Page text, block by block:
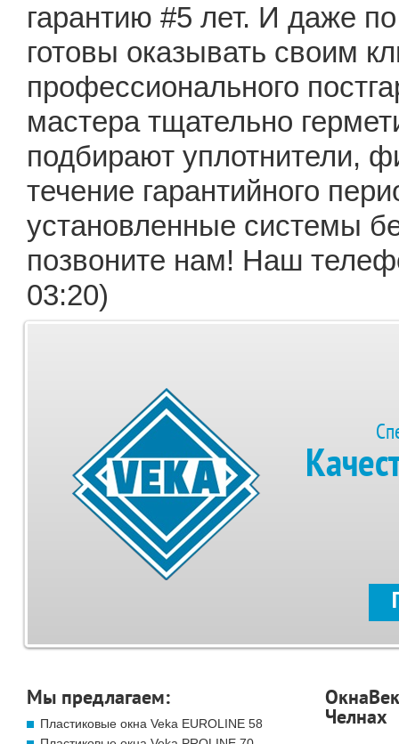
гарантию #5 лет. И даже
готовы оказывать своим
профессионального
мастера тщательно
подбирают уплотнители,
течение гарантийного
установленные системы
позвоните нам! Наш
03:20)
Мы предлагаем:
Пластиковые окна Veka EUROLINE 58
Челнах